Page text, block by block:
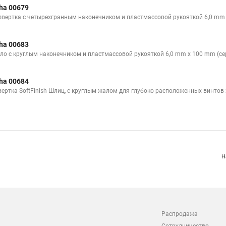
00679
с четырехгранным наконечником и пластмассовой рукояткой 6,0
00683
с круглым наконечником и пластмассовой рукояткой 6,0 mm x 100 mm
00684
SoftFinish Шлиц, с круглым жалом для глубоко расположенных винтов
Распродажа